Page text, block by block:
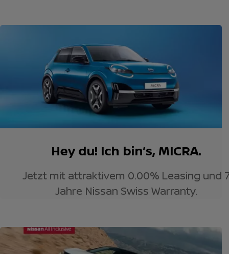
Hey du! Ich bin’s, MICRA.
Jetzt mit attraktivem 0.00% Leasing und
Jahre Nissan Swiss Warranty.